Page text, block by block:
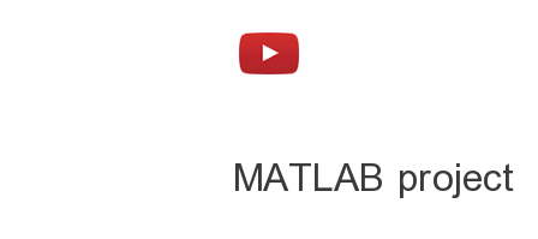
MATLAB project